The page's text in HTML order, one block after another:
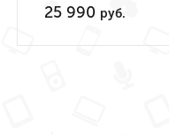
25 990 руб.